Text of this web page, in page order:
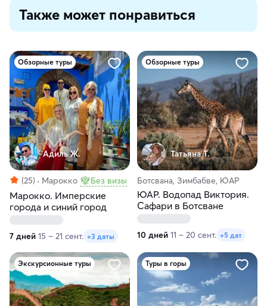
Также может понравиться
Обзорные туры
Адиль Ж.
(25) Марокко Без визы
Марокко. Имперские
города и синий город
7 дней 15 – 21 сент. +3 даты
Обзорные туры
Татьяна Т.
Ботсвана, Зимбабве, ЮАР
ЮАР. Водопад Виктория.
Сафари в Ботсване
10 дней 11 – 20 сент. +5 дат
Экскурсионные туры Туры в горы